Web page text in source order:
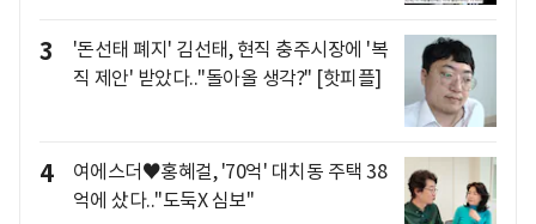
3
'돈선태 폐지' 김선태, 현직 충주시장에 '복
직 제안' 받았다.."돌아올 생각?" [핫피플]
4
여에스더♥홍혜걸, '70억' 대치동 주택 38
억에 샀다.."도둑X 심보"